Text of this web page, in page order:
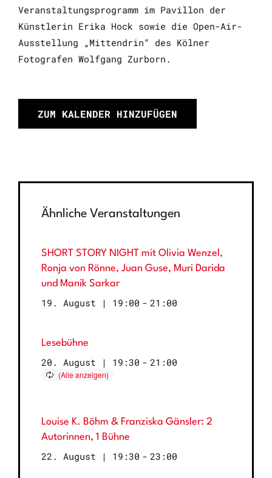
Veranstaltungsprogramm im Pavillon der
Künstlerin Erika Hock sowie die Open-Air-
Ausstellung „Mittendrin“ des Kölner
Fotografen Wolfgang Zurborn.
ZUM KALENDER HINZUFÜGEN
Ähnliche Veranstaltungen
SHORT STORY NIGHT mit Olivia Wenzel,
Ronja von Rönne, Juan Guse, Muri Darida
und Manik Sarkar
19. August | 19:00 - 21:00
Lesebühne
20. August | 19:30 - 21:00
Louise K. Böhm & Franziska Gänsler: 2
Autorinnen, 1 Bühne
22. August | 19:30 - 23:00